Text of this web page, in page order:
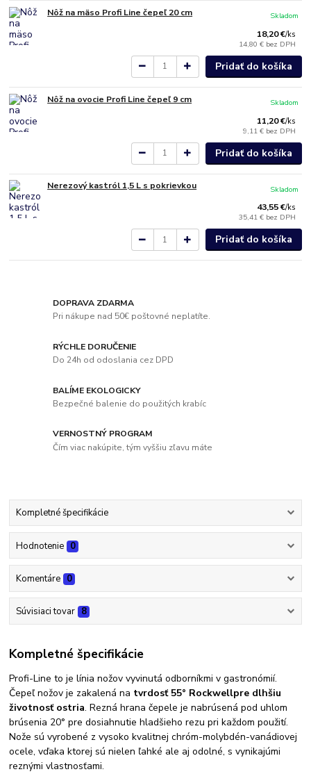
Nôž na mäso Profi Line čepeľ 20 cm
18,20 €/ks
14,80 € bez DPH
Skladom
Pridať do košíka
Nôž na ovocie Profi Line čepeľ 9 cm
11,20 €/ks
9,11 € bez DPH
Skladom
Pridať do košíka
Nerezový kastról 1,5 L s pokrievkou
43,55 €/ks
35,41 € bez DPH
Skladom
Pridať do košíka
DOPRAVA ZDARMA
Pri nákupe nad 50€ poštovné neplatíte.
RÝCHLE DORUČENIE
Do 24h od odoslania cez DPD
BALÍME EKOLOGICKY
Bezpečné balenie do použitých krabíc
VERNOSTNÝ PROGRAM
Čím viac nakúpite, tým vyššiu zľavu máte
Kompletné špecifikácie
Hodnotenie 0
Komentáre 0
Súvisiaci tovar 8
Kompletné špecifikácie
Profi-Line to je línia nožov vyvinutá odborníkmi v gastronómií.
Čepeľ nožov je zakalená na tvrdosť 55° Rockwellpre dlhšiu
životnosť ostria. Rezná hrana čepele je nabrúsená pod uhlom
brúsenia 20° pre dosiahnutie hladšieho rezu pri každom použití.
Nože sú vyrobené z vysoko kvalitnej chróm-molybdén-vanádiovej
ocele, vďaka ktorej sú nielen ľahké ale aj odolné, s vynikajúmi
reznými vlastnosťami.